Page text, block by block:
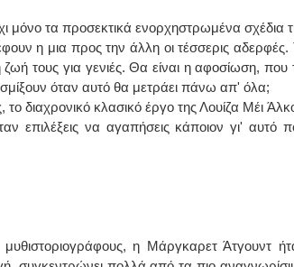
μόνο τα προσεκτικά ενορχηστρωμένα σχέδια
η μια προς την άλλη οι τέσσερις αδερφές.
τους για γενιές. Θα είναι η αφοσίωση, που
όταν αυτό θα μετράει πάνω απ' όλα;
το διαχρονικό κλασικό έργο της Λουίζα Μέι
επιλέξεις να αγαπήσεις κάποιον γι' αυτό
η Μάργκαρετ Άτγουντ